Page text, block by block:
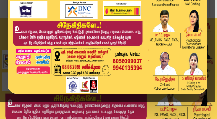
"இபிஎஸ் குரல் கொடுப்பது போல நடித்தாரா?" - Selva...